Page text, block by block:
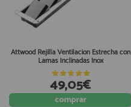
Attwood Rejilla Ventilacion Estrecha con
Lamas Inclinadas Inox
49,05€
comprar